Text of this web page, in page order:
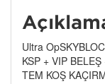
Ultra
KSP + VIP
TEM KOŞ